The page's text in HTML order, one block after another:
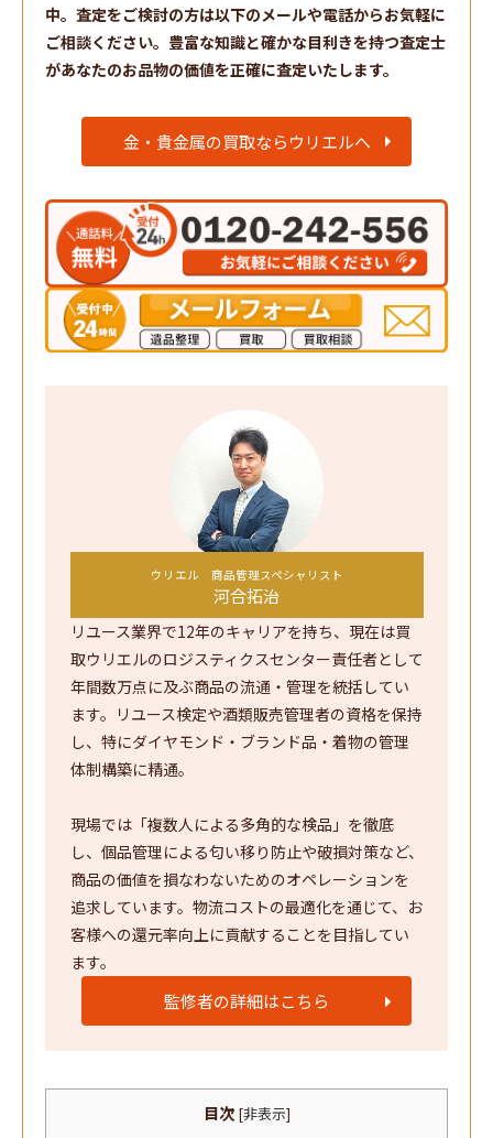
中。査定をご検討の方は以下のメールや電話からお気軽に
ご相談ください。豊富な知識と確かな目利きを持つ査定士
があなたのお品物の価値を正確に査定いたします。
金・貴金属の買取ならウリエルへ
ウリエル 商品管理スペシャリスト
河合拓治
リユース業界で12年のキャリアを持ち、現在は買
取ウリエルのロジスティクスセンター責任者として
年間数万点に及ぶ商品の流通・管理を統括してい
ます。リユース検定や酒類販売管理者の資格を保持
し、特にダイヤモンド・ブランド品・着物の管理
体制構築に精通。
現場では「複数人による多角的な検品」を徹底
し、個品管理による匂い移り防止や破損対策など、
商品の価値を損なわないためのオペレーションを
追求しています。物流コストの最適化を通じて、お
客様への還元率向上に貢献することを目指してい
ます。
監修者の詳細はこちら
目次 [非表示]